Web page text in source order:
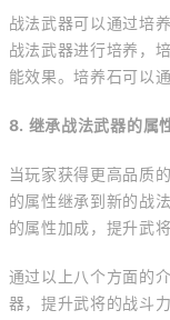
战法武器可以通过培
战法武器进行培养，
能效果。培养石可以
8. 继承战法武器的属
当玩家获得更高品质
的属性继承到新的战
的属性加成，提升武
通过以上八个方面的
器，提升武将的战斗